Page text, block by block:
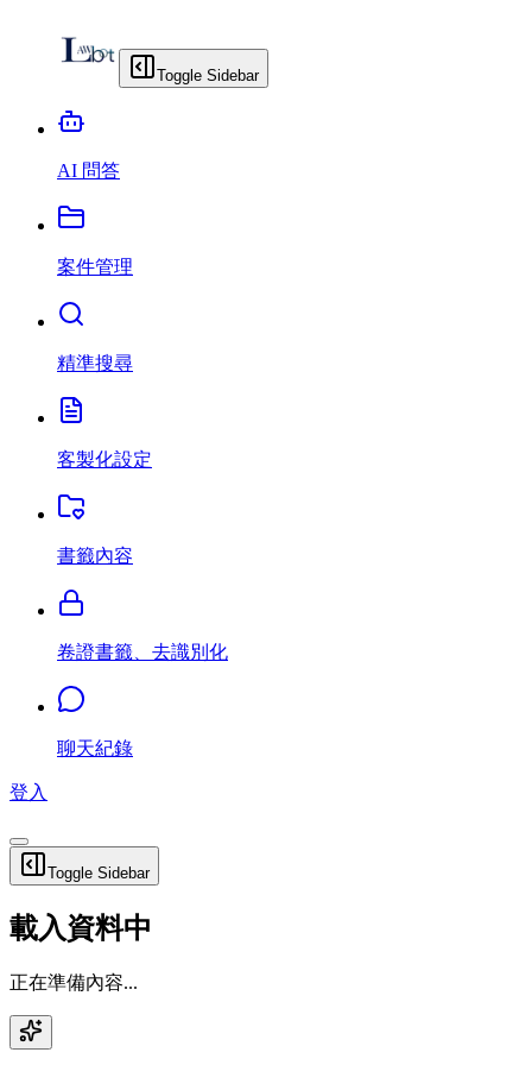
Toggle Sidebar
AI 問答
案件管理
精準搜尋
客製化設定
書籤內容
卷證書籤、去識別化
聊天紀錄
登入
Toggle Sidebar
載入資料中
正在準備內容...